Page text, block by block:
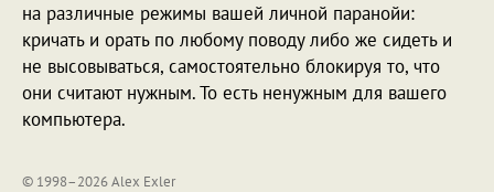
на различные режимы вашей личной паранойи:
кричать и орать по любому поводу либо же сидеть и
не высовываться, самостоятельно блокируя то, что
они считают нужным. То есть ненужным для вашего
компьютера.
© 1998–2026 Alex Exler